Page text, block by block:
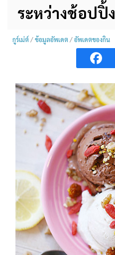
ระหว่างช้อปปิ้ง
กูร์เม่ต์/ข้อมูลอัพเดต /อัพเดตของกิน